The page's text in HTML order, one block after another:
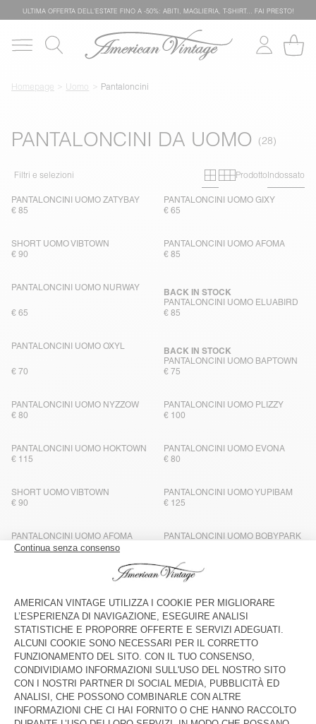
ULTIMA OFFERTA DELL'ESTATE FINO A -50%: ABITI, MAGLIERIA, T-SHIRT… FAI PRESTO!
Homepage Uomo Pantaloncini
PANTALONCINI DA UOMO
Filtri e selezioni Primary grid
Secondary
ProdottoIndossato
PANTALONCINI UOMO ZATYBAY
€ 85
PANTALONCINI UOMO GIXY
€ 65
SHORT UOMO VIBTOWN
€ 90
PANTALONCINI UOMO AFOMA
€ 85
PANTALONCINI UOMO NURWAY
€ 65
PANTALONCINI UOMO ELUABIRD
BACK IN STOCK
€ 85
PANTALONCINI UOMO OXYL
€ 70
PANTALONCINI UOMO BAPTOWN
BACK IN STOCK
€ 75
PANTALONCINI UOMO NYZZOW
€ 80
PANTALONCINI UOMO PLIZZY
€ 100
PANTALONCINI UOMO HOKTOWN
€ 115
PANTALONCINI UOMO EVONA
€ 80
SHORT UOMO VIBTOWN
€ 90
PANTALONCINI UOMO YUPIBAM
€ 125
PANTALONCINI UOMO AFOMA
€ 85
PANTALONCINI UOMO BOBYPARK
PANTALONCINI UOMO BOBYPARK
PANTALONCINI UOMO PADOW
PANTALONCINI UOMO GIXY
€ 65
PANTALONCINI UOMO PADOW
BACK IN STOCK
€ 90
PANTALONCINI UOMO TYSCO
€ 135
PANTALONCINI UOMO AFOMA
NOVITÀ
€ 85